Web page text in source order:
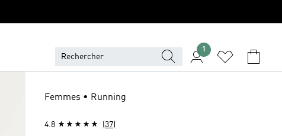
1
Femmes • Running
4.8 (37)